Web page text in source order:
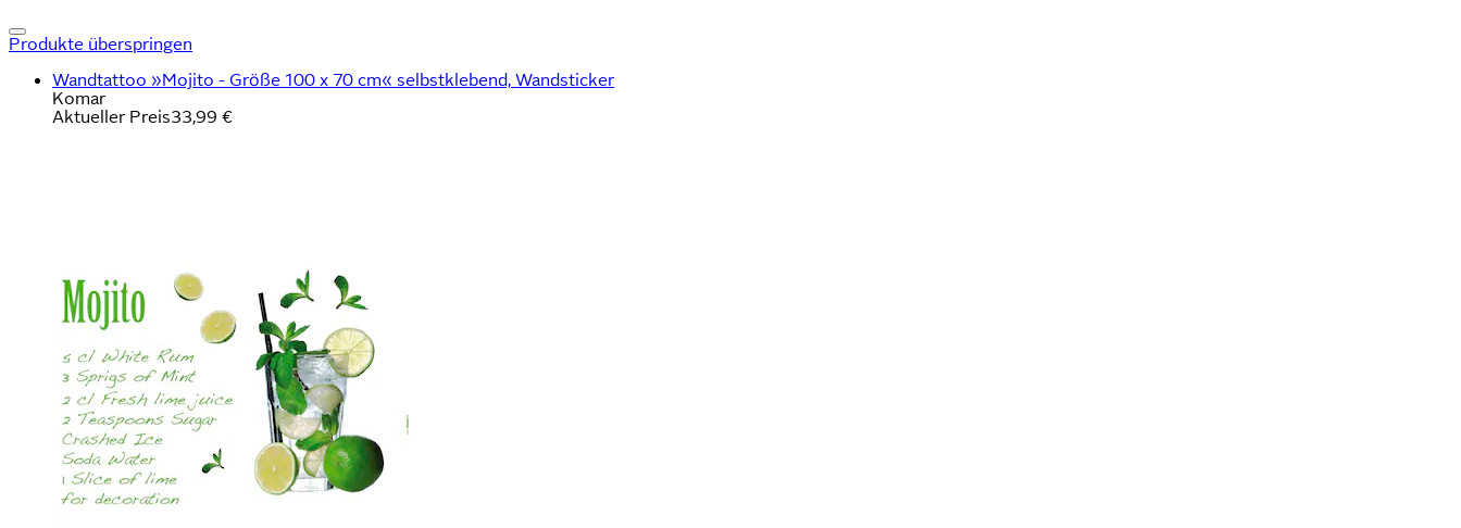
Produkte überspringen
Wandtattoo »Mojito - Größe 100 x 70 cm« selbstklebend, Wandsticker
Komar
Aktueller Preis33,99 €